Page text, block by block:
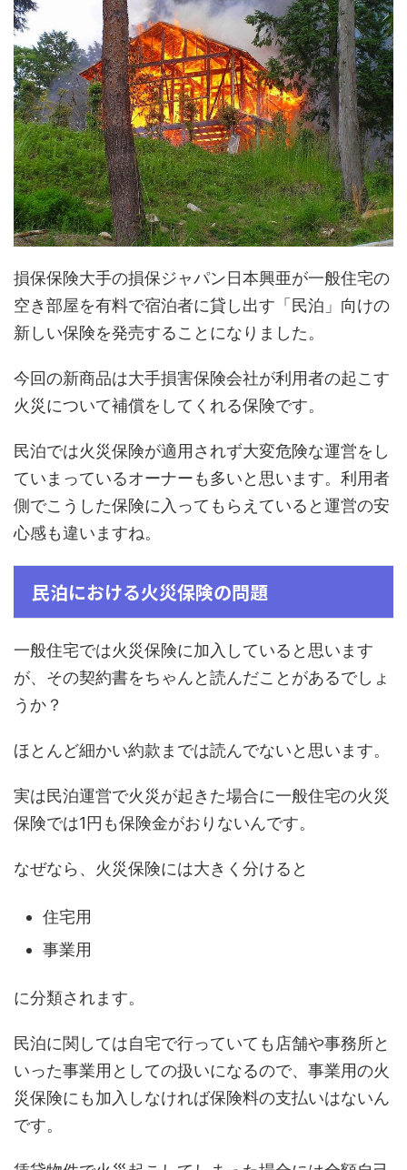
損保保険大手の損保ジャパン日本興亜が一般住宅の
空き部屋を有料で宿泊者に貸し出す「民泊」向けの
新しい保険を発売することになりました。
今回の新商品は大手損害保険会社が利用者の起こす
火災について補償をしてくれる保険です。
民泊では火災保険が適用されず大変危険な運営をし
ていまっているオーナーも多いと思います。利用者
側でこうした保険に入ってもらえていると運営の安
心感も違いますね。
民泊における火災保険の問題
一般住宅では火災保険に加入していると思います
が、その契約書をちゃんと読んだことがあるでしょ
うか？
ほとんど細かい約款までは読んでないと思います。
実は民泊運営で火災が起きた場合に一般住宅の火災
保険では1円も保険金がおりないんです。
なぜなら、火災保険には大きく分けると
住宅用
事業用
に分類されます。
民泊に関しては自宅で行っていても店舗や事務所と
いった事業用としての扱いになるので、事業用の火
災保険にも加入しなければ保険料の支払いはないん
です。